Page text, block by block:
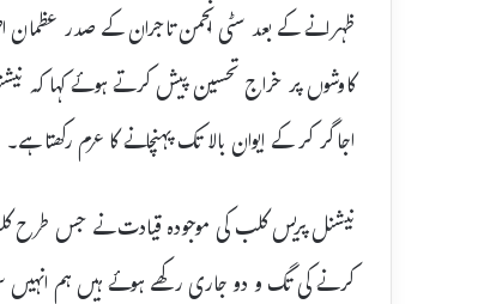
ظہرانے کے بعد سٹی انجمن تاجران کے صدر عظمان
کاوشوں پر خراج تحسین پیش کرتے ہوئے کہا کہ
اجاگر کر کے ایوان بالا تک پہنچانے کا عزم رکھتا ہے۔
نیشنل پریس کلب کی موجودہ قیادت نے جس طرح
کرنے کی تگ و دو جاری رکھے ہوئے ہیں ہم انہیں